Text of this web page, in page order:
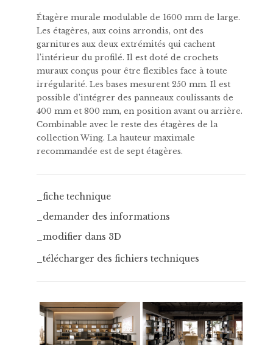
Étagère murale modulable de 1600 mm de large.
Les étagères, aux coins arrondis, ont des
garnitures aux deux extrémités qui cachent
l’intérieur du profilé. Il est doté de crochets
muraux conçus pour être flexibles face à toute
irrégularité. Les bases mesurent 250 mm. Il est
possible d’intégrer des panneaux coulissants de
400 mm et 800 mm, en position avant ou arrière.
Combinable avec le reste des étagères de la
collection Wing. La hauteur maximale
recommandée est de sept étagères.
_fiche technique
_demander des informations
_modifier dans 3D
_télécharger des fichiers techniques